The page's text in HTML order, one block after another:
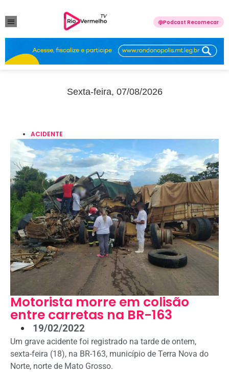
Podcast Recomecar
Sexta-feira, 07/08/2026
ACIDENTE
Motorista morre em colisão
entre carretas na BR-163
19/02/2022
Um grave acidente foi registrado na tarde de ontem,
sexta-feira (18), na BR-163, município de Terra Nova do
Norte, norte de Mato Grosso.